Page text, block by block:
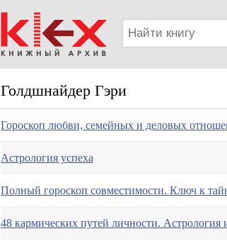
Голдшнайдер Гэри
Гороскоп любви, семейных и деловых
Астрология успеха
Полный гороскоп совместимости. Ключ к
48 кармических путей личности. Астрология